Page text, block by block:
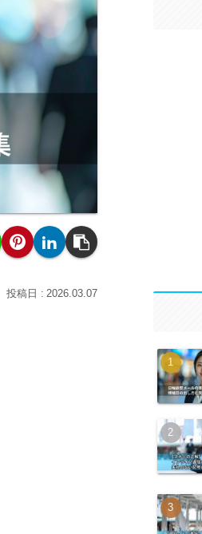
2026.03.07